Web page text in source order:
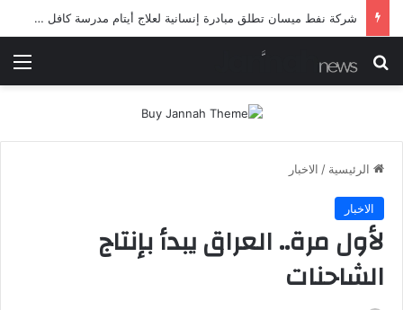
شركة نفط ميسان تطلق مبادرة إنسانية لعلاج أيتام مدرسة كافل اليتيم
بحث عن
الرئيسية / الاخبار
الاخبار
لأول مرة.. العراق يبدأ بإنتاج
الشاحنات